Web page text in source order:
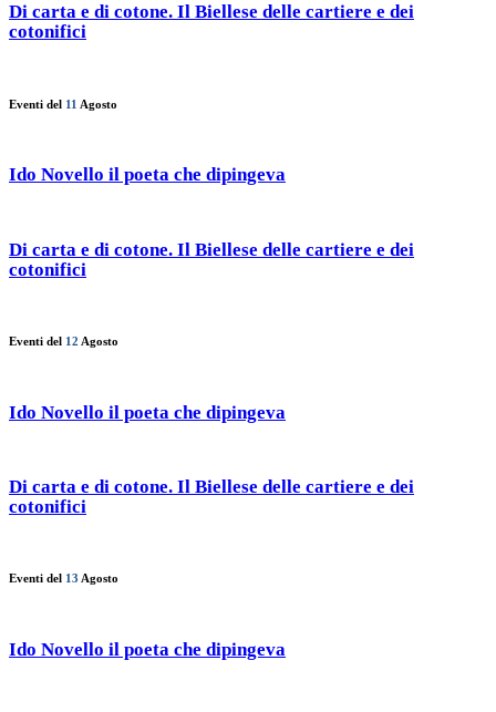
Di carta e di cotone. Il Biellese delle cartiere e dei
cotonifici
Eventi del 11 Agosto
Ido Novello il poeta che dipingeva
Di carta e di cotone. Il Biellese delle cartiere e dei
cotonifici
Eventi del 12 Agosto
Ido Novello il poeta che dipingeva
Di carta e di cotone. Il Biellese delle cartiere e dei
cotonifici
Eventi del 13 Agosto
Ido Novello il poeta che dipingeva